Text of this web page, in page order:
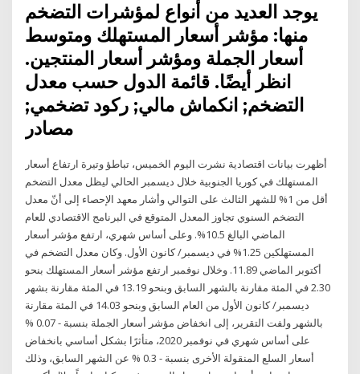
يوجد العديد من أنواع لمؤشرات التضخم
منها: مؤشر أسعار المستهلك ومتوسط
أسعار الجملة ومؤشر أسعار المنتجين.
انظر أيضًا. قائمة الدول حسب معدل
التضخم; انكماش مالي; ركود تضخمي;
مصادر
أظهرت بيانات اقتصادية نشرت اليوم الخميس، تباطؤ وتيرة ارتفاع أسعار
المستهلك في كوريا الجنوبية خلال ديسمبر الحالي ليظل معدل التضخم
أقل من 1% للشهر الثالث على التوالي وأشار معهد الإحصاء إلى أنّ معدل
التضخم السنوي تجاوز المعدل المتوقع في البرنامج الاقتصادي للعام
الماضي البالغ 10.5%. وعلى أساس شهري، ارتفع مؤشر أسعار
المستهلكين 1.25% في ديسمبر/ كانون الأول. وكان معدل التضخم في
أكتوبر الماضي 11.89. وخلال نوفمبر ارتفع مؤشر أسعار المستهلك بنحو
2.30 في المئة مقارنة بالشهر السابق وبنحو 13.19 في المئة مقارنة بشهر
ديسمبر/ كانون الأول من العام السابق وبنحو 14.03 في المئة مقارنة
بالشهر ولفت التقرير، إلى انخفاض مؤشر أسعار الجملة بنسبة - 0.07 %
على أساس شهري في نوفمبر 2020، متأثرًا بشكل أساسي بانخفاض
أسعار السلع المنقولة الأخرى بنسبة - 0.3 % عن الشهر السابق، وذلك